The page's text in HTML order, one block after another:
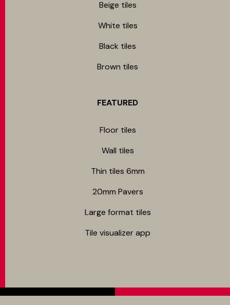
Beige tiles
White tiles
Black tiles
Brown tiles
FEATURED
Floor tiles
Wall tiles
Thin tiles 6mm
20mm Pavers
Large format tiles
Tile visualizer app